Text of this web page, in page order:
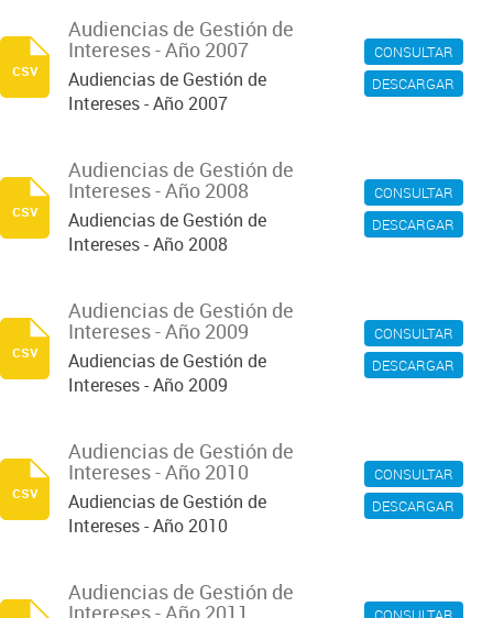
CONSULTAR
DESCARGAR
Audiencias de Gestión de
Intereses - Año 2007
Audiencias de Gestión de
Intereses - Año 2007
csv
CONSULTAR
DESCARGAR
Audiencias de Gestión de
Intereses - Año 2008
Audiencias de Gestión de
Intereses - Año 2008
csv
CONSULTAR
DESCARGAR
Audiencias de Gestión de
Intereses - Año 2009
Audiencias de Gestión de
Intereses - Año 2009
csv
CONSULTAR
DESCARGAR
Audiencias de Gestión de
Intereses - Año 2010
Audiencias de Gestión de
Intereses - Año 2010
csv
Audiencias de Gestión de
Intereses - Año 2011